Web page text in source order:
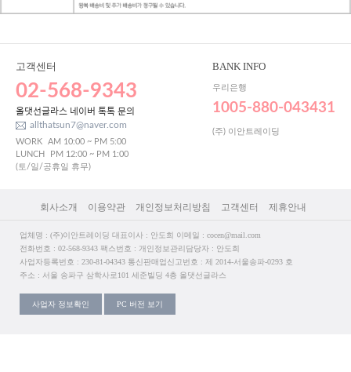
고객센터
02-568-9343
올댓선글라스 네이버 톡톡 문의
allthatsun7@naver.com
WORK
AM 10:00 ~ PM 5:00
LUNCH
PM 12:00 ~ PM 1:00
(토/일/공휴일 휴무)
BANK INFO
우리은행
1005-880-043431
(주) 이안트레이딩
회사소개 이용약관 개인정보처리방침 고객센터 제휴안내
업체명 : (주)이안트레이딩 대표이사 : 안도희 이메일 : cocen@mail.com
전화번호 : 02-568-9343 팩스번호 : 개인정보관리담당자 : 안도희
사업자등록번호 : 230-81-04343 통신판매업신고번호 : 제 2014-서울송파-0293 호
주소 : 서울 송파구 삼학사로101 세준빌딩 4층 올댓선글라스
사업자 정보확인 PC 버전 보기